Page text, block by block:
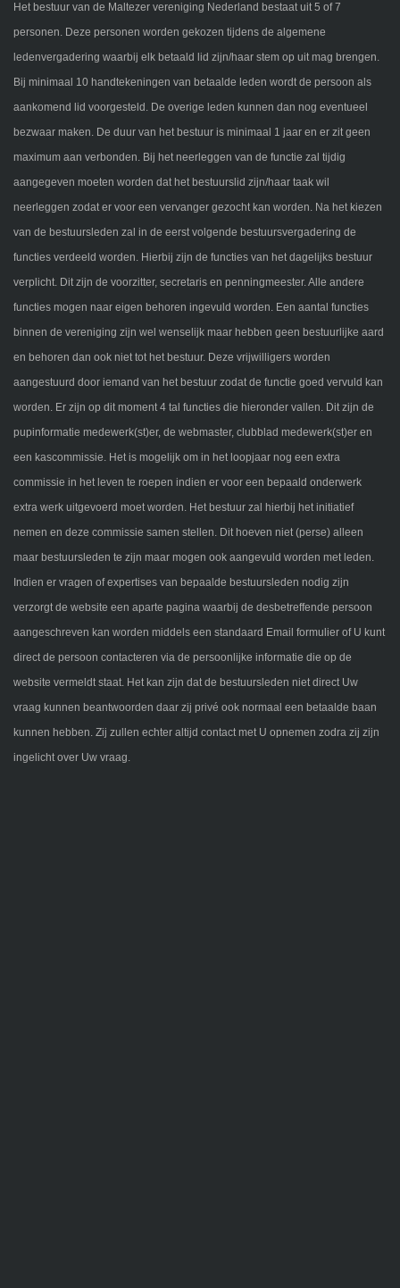
Het bestuur van de Maltezer vereniging Nederland bestaat uit 5 of 7
personen. Deze personen worden gekozen tijdens de algemene
ledenvergadering waarbij elk betaald lid zijn/haar stem op uit mag brengen.
Bij minimaal 10 handtekeningen van betaalde leden wordt de persoon als
aankomend lid voorgesteld. De overige leden kunnen dan nog eventueel
bezwaar maken. De duur van het bestuur is minimaal 1 jaar en er zit geen
maximum aan verbonden. Bij het neerleggen van de functie zal tijdig
aangegeven moeten worden dat het bestuurslid zijn/haar taak wil
neerleggen zodat er voor een vervanger gezocht kan worden. Na het kiezen
van de bestuursleden zal in de eerst volgende bestuursvergadering de
functies verdeeld worden. Hierbij zijn de functies van het dagelijks bestuur
verplicht. Dit zijn de voorzitter, secretaris en penningmeester. Alle andere
functies mogen naar eigen behoren ingevuld worden. Een aantal functies
binnen de vereniging zijn wel wenselijk maar hebben geen bestuurlijke aard
en behoren dan ook niet tot het bestuur. Deze vrijwilligers worden
aangestuurd door iemand van het bestuur zodat de functie goed vervuld kan
worden. Er zijn op dit moment 4 tal functies die hieronder vallen. Dit zijn de
pupinformatie medewerk(st)er, de webmaster, clubblad medewerk(st)er en
een kascommissie. Het is mogelijk om in het loopjaar nog een extra
commissie in het leven te roepen indien er voor een bepaald onderwerk
extra werk uitgevoerd moet worden. Het bestuur zal hierbij het initiatief
nemen en deze commissie samen stellen. Dit hoeven niet (perse) alleen
maar bestuursleden te zijn maar mogen ook aangevuld worden met leden.
Indien er vragen of expertises van bepaalde bestuursleden nodig zijn
verzorgt de website een aparte pagina waarbij de desbetreffende persoon
aangeschreven kan worden middels een standaard Email formulier of U kunt
direct de persoon contacteren via de persoonlijke informatie die op de
website vermeldt staat. Het kan zijn dat de bestuursleden niet direct Uw
vraag kunnen beantwoorden daar zij privé ook normaal een betaalde baan
kunnen hebben. Zij zullen echter altijd contact met U opnemen zodra zij zijn
ingelicht over Uw vraag.